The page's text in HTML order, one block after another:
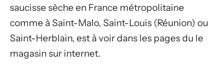
saucisse sèche en France métropolitaine
comme à Saint-Malo, Saint-Louis (Réunion) ou
Saint-Herblain, est à voir dans les pages du le
magasin sur internet.